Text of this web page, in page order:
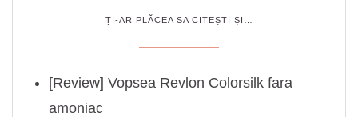
ȚI-AR PLĂCEA SA CITEȘTI ȘI…
[Review] Vopsea Revlon Colorsilk fara
amoniac